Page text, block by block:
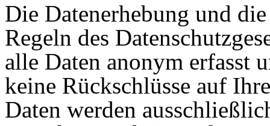
Die Datenerhebung und
Regeln des
alle Daten anonym erfasst
keine Rückschlüsse auf
Daten werden